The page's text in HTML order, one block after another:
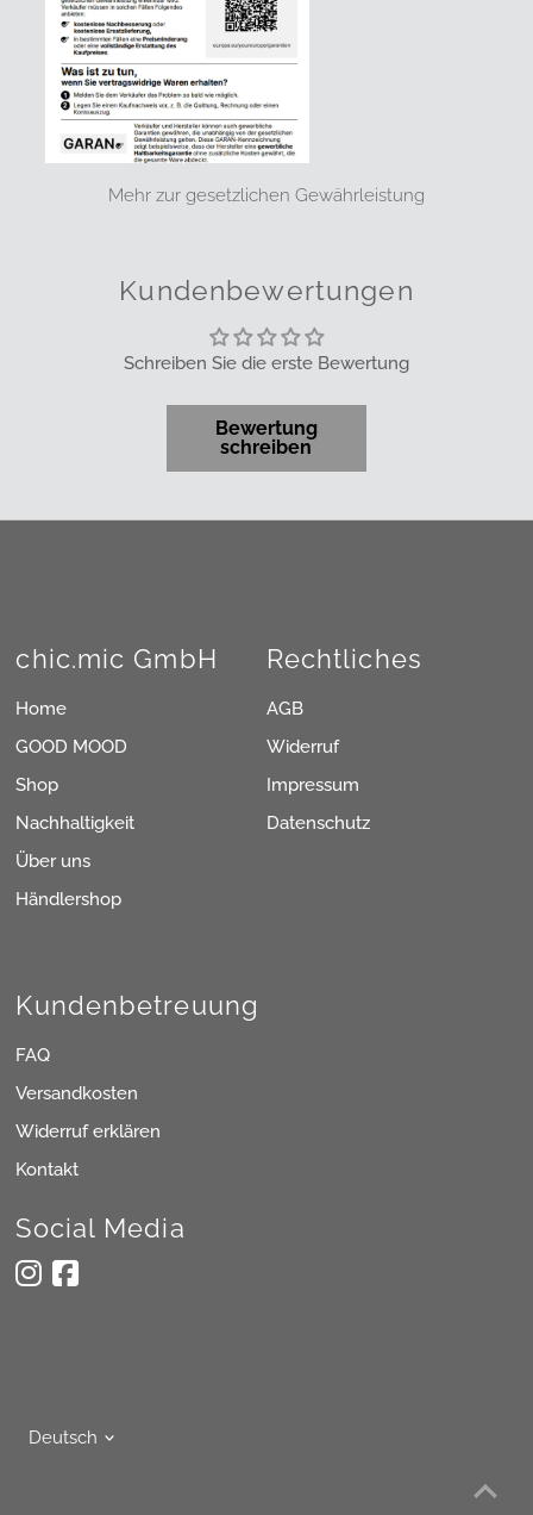
Mehr zur gesetzlichen Gewährleistung
Kundenbewertungen
Schreiben Sie die erste Bewertung
Bewertung
schreiben
chic.mic GmbH
Home
GOOD MOOD
Shop
Nachhaltigkeit
Über uns
Händlershop
Rechtliches
AGB
Widerruf
Impressum
Datenschutz
Kundenbetreuung
FAQ
Versandkosten
Widerruf erklären
Kontakt
Social Media
Deutsch